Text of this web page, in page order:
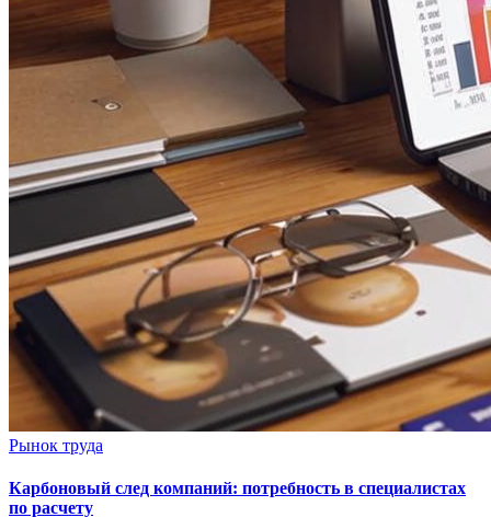
Рынок труда
Карбоновый след компаний: потребность в специалистах
по расчету